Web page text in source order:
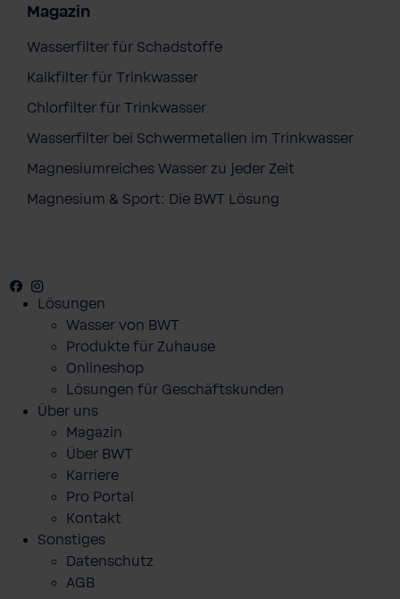
Magazin
Wasserfilter für Schadstoffe
Kalkfilter für Trinkwasser
Chlorfilter für Trinkwasser
Wasserfilter bei Schwermetallen im Trinkwasser
Magnesiumreiches Wasser zu jeder Zeit
Magnesium & Sport: Die BWT Lösung
Facebook
Youtube
Lösungen
Wasser von BWT
Produkte für Zuhause
Onlineshop
Lösungen für Geschäftskunden
Über uns
Magazin
Über BWT
Karriere
Pro Portal
Kontakt
Sonstiges
Datenschutz
AGB